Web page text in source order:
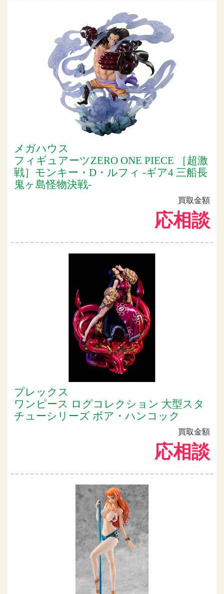
メガハウス
フィギュアーツZERO ONE PIECE ［超激
戦］モンキー・D・ルフィ -ギア4 三船長
鬼ヶ島怪物決戦-
買取金額
応相談
プレックス
ワンピース ログコレクション 大型スタ
チューシリーズ ボア・ハンコック
買取金額
応相談